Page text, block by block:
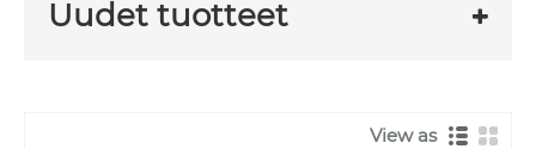
Uudet tuotteet
View as